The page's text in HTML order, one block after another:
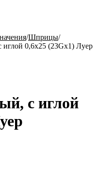
/Шприцы/
0,6х25 (23Gх1) Луер
с иглой